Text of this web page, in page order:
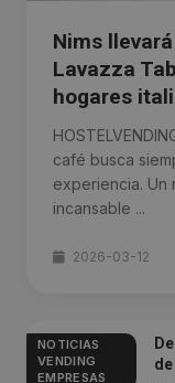
Nims
Lavazza
hogares
café busca
experiencia. Un
incansable ...
2026-03-12
NOTICIAS
VENDING
EMPRESAS